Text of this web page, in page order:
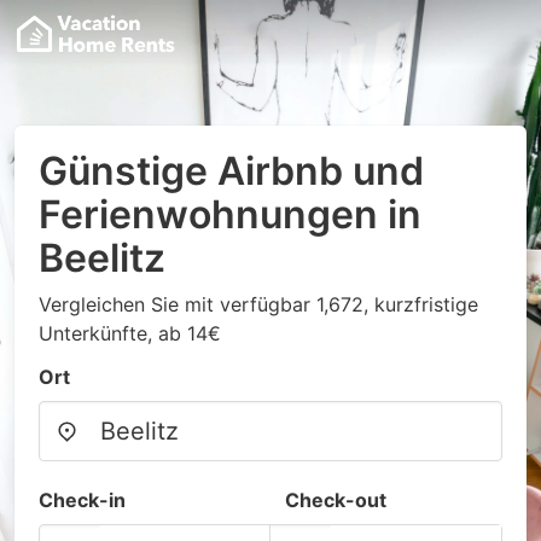
Günstige Airbnb und
Ferienwohnungen in
Beelitz
Vergleichen Sie mit verfügbar 1,672, kurzfristige
Unterkünfte, ab 14€
Ort
Check-in Check-out